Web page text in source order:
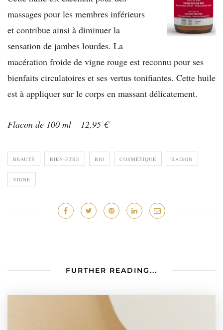
massages pour les membres inférieurs
et contribue ainsi à diminuer la
sensation de jambes lourdes. La
macération froide de vigne rouge est reconnu pour ses
bienfaits circulatoires et ses vertus tonifiantes. Cette huile
est à appliquer sur le corps en massant délicatement.
Flacon de 100 ml – 12,95 €
BEAUTÉ BIEN-ÊTRE BIO COSMÉTIQUE RAISON
VIGNE
FURTHER READING...